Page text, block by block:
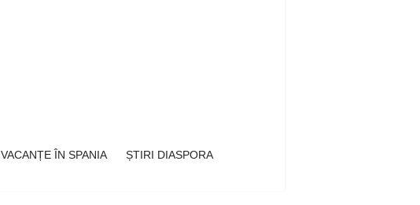
VACANȚE ÎN SPANIA
ȘTIRI DIASPORA